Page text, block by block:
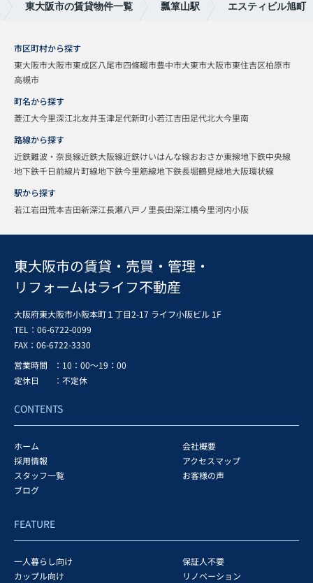
東大阪市の賃貸物件一覧 瓢箪山駅 エスティビル旭町
市区町村から探す
東大阪市大阪市東成区八尾市四條畷市豊中市大東市大阪市東住吉区柏原市
高槻市
町名から探す
菱江大今里深江北友井玉津足代新町小若江吉田足代北大今里南
路線から探す
近鉄難波・奈良線近鉄大阪線近鉄けいはんな線おおさか東線地下鉄中央線
地下鉄千日前線片町線地下鉄今里筋線地下鉄長堀鶴見緑地大阪環状線
駅から探す
若江岩田荒本吉田新深江長瀬八戸ノ里長田深江橋今里河内小阪
東大阪市の賃貸・売買・管理・
リフォームはライフ不動産
大阪府東大阪市小阪本町１丁目2-17 ライフ小阪ビル 1F
TEL：06-6722-0099
FAX： 06-6722-3330
営業時間
：10：00～19：00
定休日
：不定休
CONTENTS
ホーム
会社概要
採用情報
アクセスマップ
スタッフ一覧
お客様の声
ブログ
FEATURE
一人暮らし向け
保証人不要
カップル向け
リノベーション